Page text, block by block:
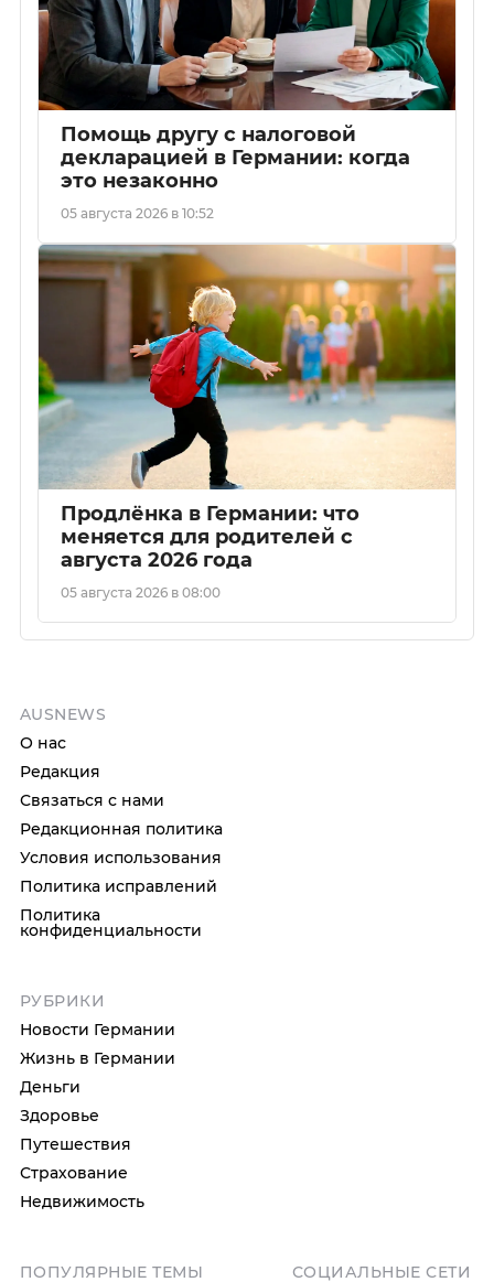
Помощь другу с налоговой
декларацией в Германии: когда
это незаконно
05 августа 2026 в 10:52
Продлёнка в Германии: что
меняется для родителей с
августа 2026 года
05 августа 2026 в 08:00
AUSNEWS
О нас
Редакция
Связаться с нами
Редакционная политика
Условия использования
Политика исправлений
Политика
конфиденциальности
РУБРИКИ
Новости Германии
Жизнь в Германии
Деньги
Здоровье
Путешествия
Страхование
Недвижимость
ПОПУЛЯРНЫЕ ТЕМЫ СОЦИАЛЬНЫЕ СЕТИ